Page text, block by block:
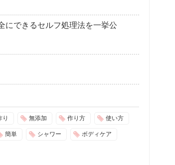
にできるセルフ処理法を一挙公
り 無添加 作り方 使い方
簡単 シャワー ボディケア